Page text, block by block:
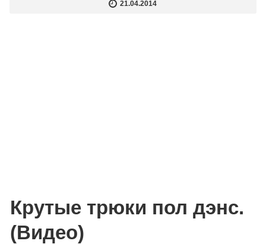
21.04.2014
Крутые трюки пол дэнс.
(Видео)